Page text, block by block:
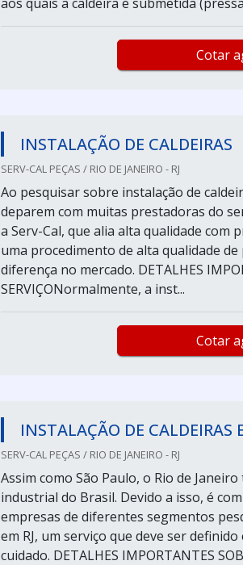
Cotar
INSTALAÇÃO DE CALDEIRAS
SERV-CAL PEÇAS / RIO DE JANEIRO - RJ
Ao pesquisar sobre instalação de
deparem com muitas prestadoras do
a Serv-Cal, que alia alta qualidade com
uma procedimento de alta qualidade
diferença no mercado. DETALHES
SERVIÇONormalmente, a inst...
Cotar
INSTALAÇÃO DE CALDEIRAS
SERV-CAL PEÇAS / RIO DE JANEIRO - RJ
Assim como São Paulo, o Rio de
industrial do Brasil. Devido a isso, é
empresas de diferentes segmentos
em RJ, um serviço que deve ser
cuidado. DETALHES IMPORTANTES